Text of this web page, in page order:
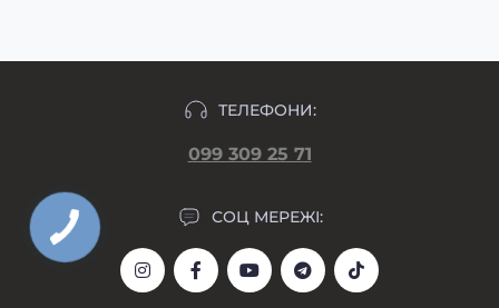
ТЕЛЕФОНИ:
099 309 25 71
СОЦ МЕРЕЖІ: